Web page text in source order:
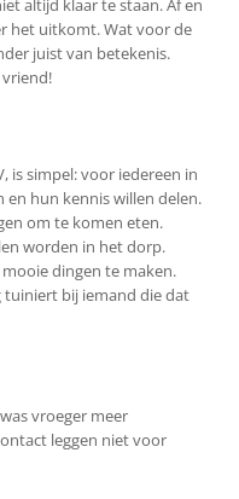
altijd klaar te staan. Af en
het uitkomt. Wat voor de
juist van betekenis.
vriend!
is simpel: voor iedereen in
en hun kennis willen delen.
om te komen eten.
worden in het dorp.
dingen te maken.
tuiniert bij iemand die dat
vroeger meer
leggen niet voor